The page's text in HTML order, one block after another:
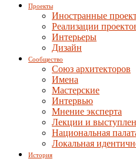
Проекты
Иностранные
Реализации
Интерьеры
Дизайн
Сообщество
Союз архитекторов
Имена
Мастерские
Интервью
Мнение эксперта
Лекции и
Национальная
Локальная
История